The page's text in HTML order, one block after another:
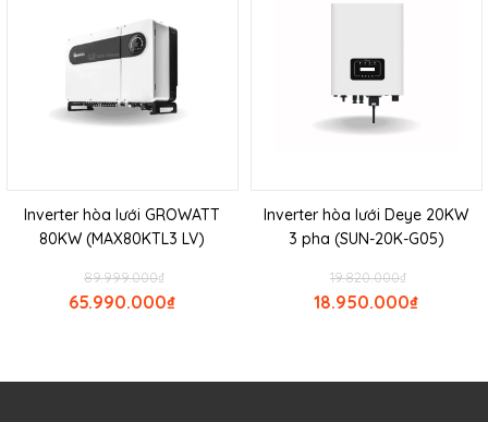
Inverter hòa lưới GROWATT
80KW (MAX80KTL3 LV)
₫
89.999.000
₫
65.990.000
Inverter hòa lưới Deye 20KW
3 pha (SUN-20K-G05)
₫
19.820.000
₫
18.950.000